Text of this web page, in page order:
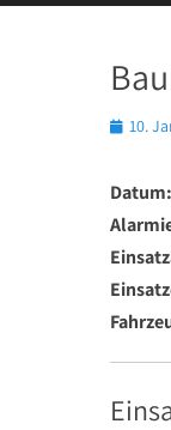
Posted
10.
Datum: